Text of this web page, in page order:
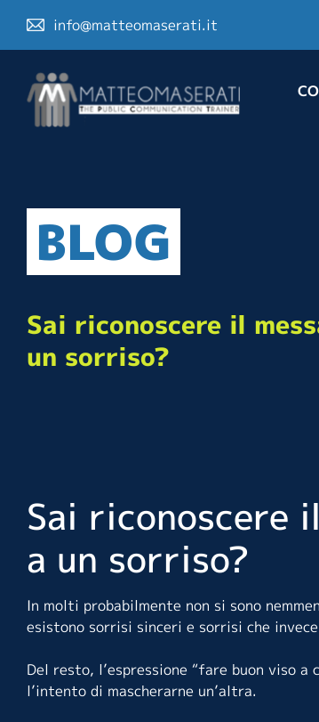
info@matteomaserati.it
BLOG
Sai riconoscere il
un sorriso?
Sai riconoscere
a un sorriso?
In molti probabilmente non si sono
esistono sorrisi sinceri e sorrisi che
Del resto, l’espressione “fare buon viso
l’intento di mascherarne un’altra.